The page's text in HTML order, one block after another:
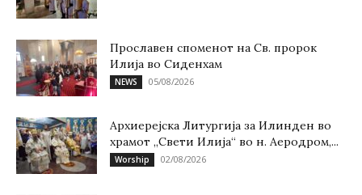
Прославен споменот на Св. пророк
Илија во Сиденхам
NEWS 05/08/2026
Архиерејска Литургија за Илинден во
храмот „Свети Илија“ во н. Аеродром,...
Worship 02/08/2026